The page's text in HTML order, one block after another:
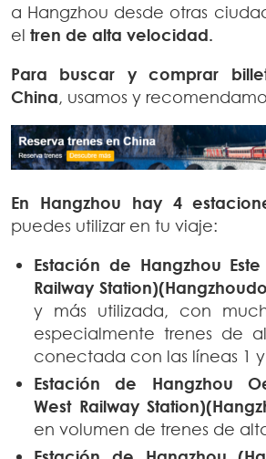
a Hangzhou desde otras
el tren de alta velocidad.
Para buscar y comprar
China, usamos y
En Hangzhou hay 4
puedes utilizar en tu viaje:
Estación de Hangzhou
Railway
y más utilizada, con
especialmente trenes de
conectada con las líneas 1
Estación de Hangzhou
West Railway
en volumen de trenes de